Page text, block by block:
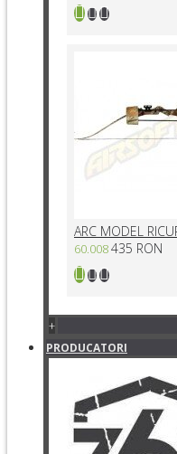
ARC MODEL
60.008435 RON
+
PRODUCATORI